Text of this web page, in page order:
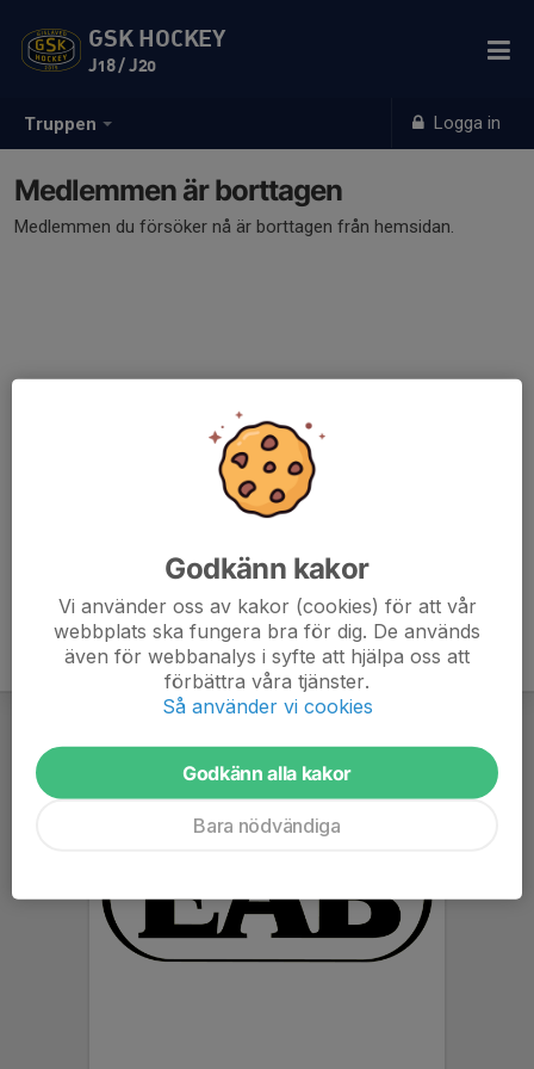
Truppen Logga in
GSK HOCKEY
J18 / J20
Medlemmen är borttagen
Medlemmen du försöker nå är borttagen från hemsidan.
Godkänn kakor
Vi använder oss av kakor (cookies) för att vår
webbplats ska fungera bra för dig. De används
även för webbanalys i syfte att hjälpa oss att
förbättra våra tjänster.
Så använder vi cookies
Godkänn alla kakor
Bara nödvändiga